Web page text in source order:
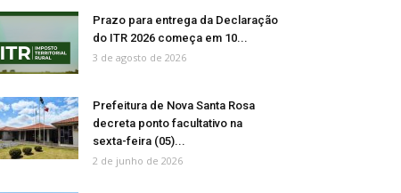
Prazo para entrega da Declaração
do ITR 2026 começa em 10...
3 de agosto de 2026
Prefeitura de Nova Santa Rosa
decreta ponto facultativo na
sexta-feira (05)...
2 de junho de 2026